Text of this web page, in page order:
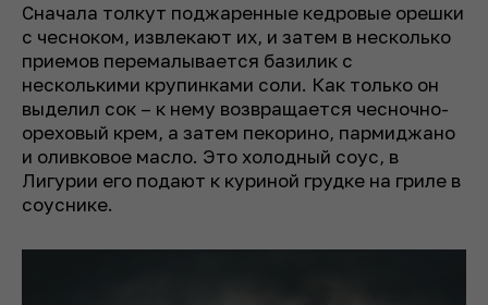
Сначала толкут поджаренные кедровые орешки
с чесноком, извлекают их, и затем в несколько
приемов перемалывается базилик с
несколькими крупинками соли. Как только он
выделил сок – к нему возвращается чесночно-
ореховый крем, а затем пекорино, пармиджано
и оливковое масло. Это холодный соус, в
Лигурии его подают к куриной грудке на гриле в
соуснике.